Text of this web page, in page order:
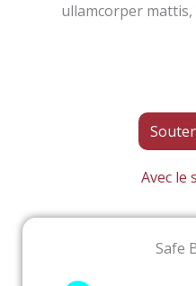
ullamcorper
Avec le
Safe